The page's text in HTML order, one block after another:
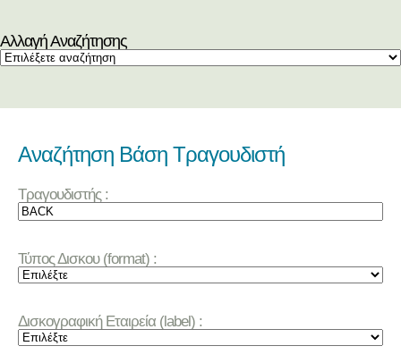
Αλλαγή Αναζήτησης
Αναζήτηση Βάση Τραγουδιστή
Τραγουδιστής :
Τύπος Δισκου (format) :
Δισκογραφική Εταιρεία (label) :